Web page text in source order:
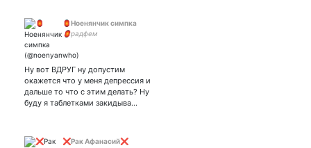
🏮Ноенянчик симпка
🏮радфем
Ну вот ВДРУГ ну допустим
окажется что у меня депрессия и
дальше то что с этим делать? Ну
буду я таблетками закидыва…
❌Рак Афанасий❌